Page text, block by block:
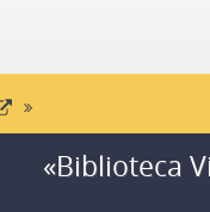
«Biblioteca